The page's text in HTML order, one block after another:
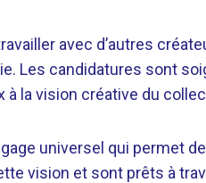
avec d’autres
Les candidatures sont
la vision créative du
universel qui permet
vision et sont prêts à